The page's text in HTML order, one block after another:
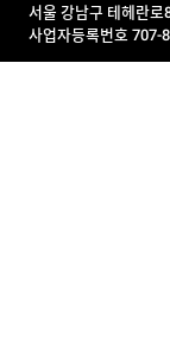
서울 강남구 테헤란
사업자등록번호 707-